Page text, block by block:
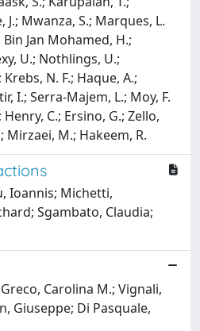
J.; Mwanza, S.; Marques, L.
Jan Mohamed, H.;
U.; Nothlings, U.;
N. F.; Haque, A.;
I.; Serra-Majem, L.; Moy, F.
C.; Ersino, G.; Zello,
Mirzaei, M.; Hakeem, R.
Ioannis; Michetti,
Sgambato, Claudia;
Carolina M.; Vignali,
Giuseppe; Di Pasquale,